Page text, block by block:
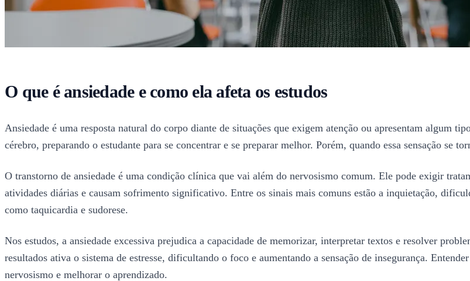
O que é ansiedade e como ela afeta os estudos
Ansiedade é uma resposta natural do corpo diante de situações que exigem atenção ou apresentam algum
cérebro, preparando o estudante para se concentrar e se preparar melhor. Porém, quando essa sensação se
O transtorno de ansiedade é uma condição clínica que vai além do nervosismo comum. Ele pode exigir
atividades diárias e causam sofrimento significativo. Entre os sinais mais comuns estão a inquietação,
como taquicardia e sudorese.
Nos estudos, a ansiedade excessiva prejudica a capacidade de memorizar, interpretar textos e resolver
resultados ativa o sistema de estresse, dificultando o foco e aumentando a sensação de insegurança.
nervosismo e melhorar o aprendizado.